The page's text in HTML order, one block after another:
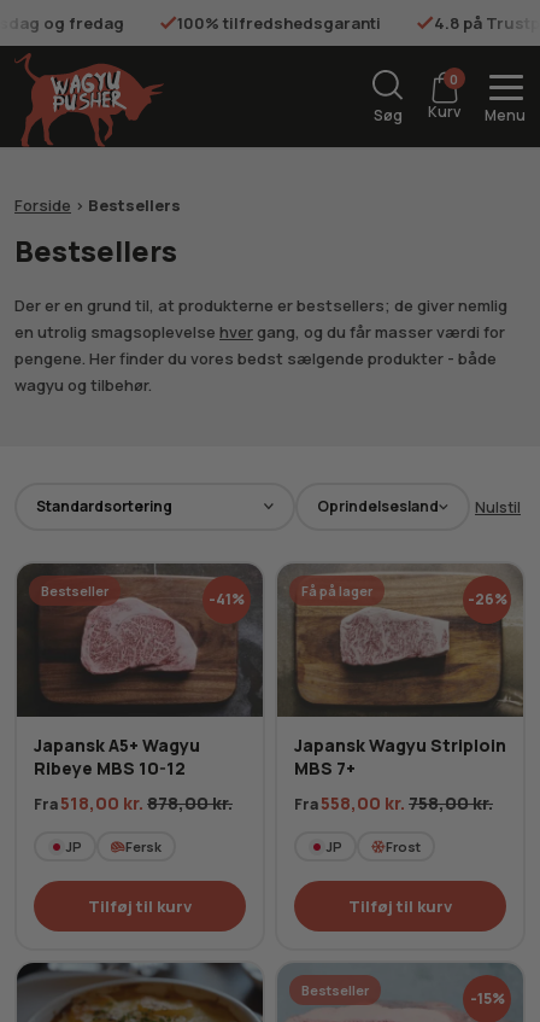
og fredag 100% tilfredshedsgaranti 4.8 på
Søg
0
Kurv Menu
Forside > Bestsellers
Bestsellers
Der er en grund til, at produkterne er bestsellers; de giver nemlig
en utrolig smagsoplevelse hver gang, og du får masser værdi for
pengene. Her finder du vores bedst sælgende produkter - både
wagyu og tilbehør.
Oprindelsesland Nulstil
Bestseller -41%
Japansk A5+ Wagyu
Ribeye MBS 10-12
Fra518,00 kr. 878,00kr.
JP Fersk
Tilføj til kurv
Få på lager -26%
Japansk Wagyu Striploin
MBS 7+
Fra558,00 kr. 758,00kr.
JP Frost
Tilføj til kurv
Bestseller -15%